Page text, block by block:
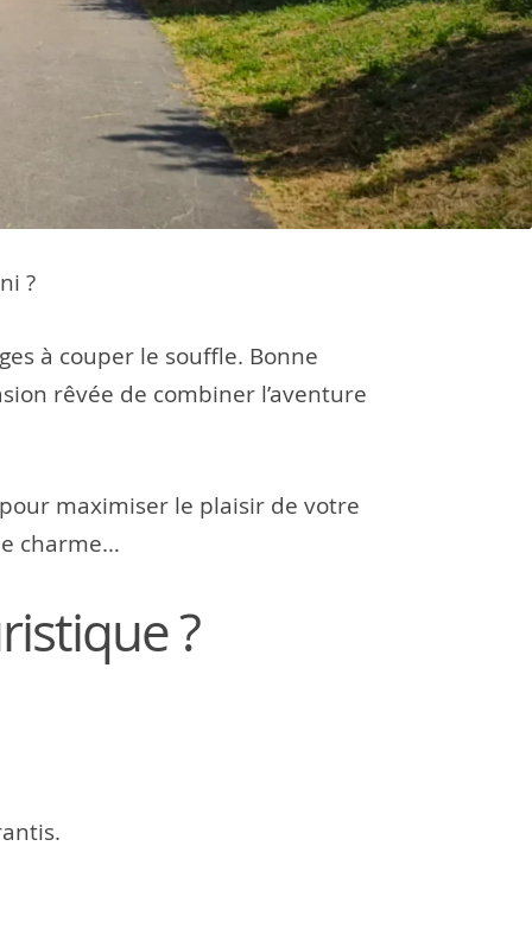
?
à couper le souffle. Bonne
rêvée de combiner l’aventure
maximiser le plaisir de votre
charme…
?